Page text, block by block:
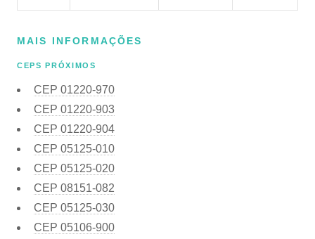
MAIS INFORMAÇÕES
CEPS PRÓXIMOS
CEP 01220-970
CEP 01220-903
CEP 01220-904
CEP 05125-010
CEP 05125-020
CEP 08151-082
CEP 05125-030
CEP 05106-900